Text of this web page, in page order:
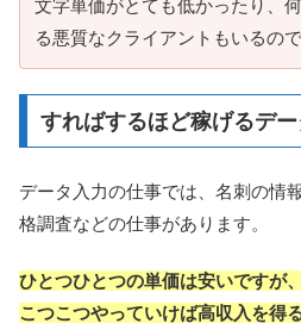
文字単価がとても低かったり、
る悪質なクライアントもいるの
すればするほど稼げるデー
データ入力の仕事では、名刺の情
格調査などの仕事があります。
ひとつひとつの単価は安いですが
こつこつやっていけば高収入を得